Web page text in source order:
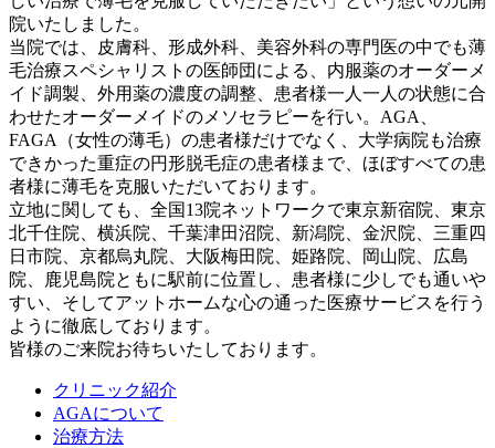
院いたしました。
当院では、皮膚科、形成外科、美容外科の専門医の中でも薄
毛治療スペシャリストの医師団による、内服薬のオーダーメ
イド調製、外用薬の濃度の調整、患者様一人一人の状態に合
わせたオーダーメイドのメソセラピーを行い。AGA、
FAGA（女性の薄毛）の患者様だけでなく、大学病院も治療
できかった重症の円形脱毛症の患者様まで、ほぼすべての患
者様に薄毛を克服いただいております。
立地に関しても、全国13院ネットワークで東京新宿院、東京
北千住院、横浜院、千葉津田沼院、新潟院、金沢院、三重四
日市院、京都烏丸院、大阪梅田院、姫路院、岡山院、広島
院、鹿児島院ともに駅前に位置し、患者様に少しでも通いや
すい、そしてアットホームな心の通った医療サービスを行う
ように徹底しております。
皆様のご来院お待ちいたしております。
クリニック紹介
AGAについて
治療方法